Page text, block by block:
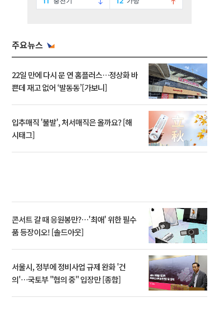
주요뉴스
22일 만에 다시 문 연 홈플러스…정상화 바
쁜데 재고 없어 ‘발동동’[가보니]
입추매직 '불발', 처서매직은 올까요? [해
시태그]
콘서트 갈 때 응원봉만?⋯'최애' 위한 필수
품 등장이오! [솔드아웃]
서울시, 정부에 정비사업 규제 완화 '건
의'⋯국토부 "협의 중" 입장만 [종합]